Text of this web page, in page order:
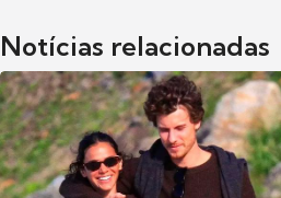
Notícias relacionadas